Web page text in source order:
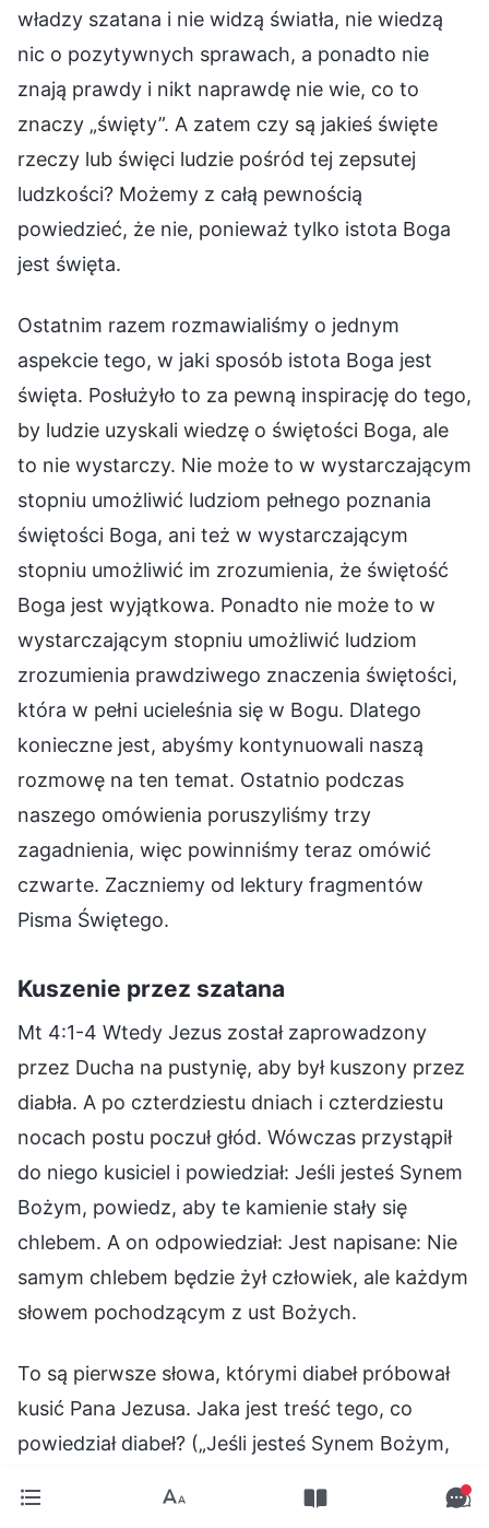
władzy szatana i nie widzą światła, nie wiedzą
nic o pozytywnych sprawach, a ponadto nie
znają prawdy i nikt naprawdę nie wie, co to
znaczy „święty”. A zatem czy są jakieś święte
rzeczy lub święci ludzie pośród tej zepsutej
ludzkości? Możemy z całą pewnością
powiedzieć, że nie, ponieważ tylko istota Boga
jest święta.
Ostatnim razem rozmawialiśmy o jednym
aspekcie tego, w jaki sposób istota Boga jest
święta. Posłużyło to za pewną inspirację do tego,
by ludzie uzyskali wiedzę o świętości Boga, ale
to nie wystarczy. Nie może to w wystarczającym
stopniu umożliwić ludziom pełnego poznania
świętości Boga, ani też w wystarczającym
stopniu umożliwić im zrozumienia, że świętość
Boga jest wyjątkowa. Ponadto nie może to w
wystarczającym stopniu umożliwić ludziom
zrozumienia prawdziwego znaczenia świętości,
która w pełni ucieleśnia się w Bogu. Dlatego
konieczne jest, abyśmy kontynuowali naszą
rozmowę na ten temat. Ostatnio podczas
naszego omówienia poruszyliśmy trzy
zagadnienia, więc powinniśmy teraz omówić
czwarte. Zaczniemy od lektury fragmentów
Pisma Świętego.
Kuszenie przez szatana
Mt 4:1-4 Wtedy Jezus został zaprowadzony
przez Ducha na pustynię, aby był kuszony przez
diabła. A po czterdziestu dniach i czterdziestu
nocach postu poczuł głód. Wówczas przystąpił
do niego kusiciel i powiedział: Jeśli jesteś Synem
Bożym, powiedz, aby te kamienie stały się
chlebem. A on odpowiedział: Jest napisane: Nie
samym chlebem będzie żył człowiek, ale każdym
słowem pochodzącym z ust Bożych.
To są pierwsze słowa, którymi diabeł próbował
kusić Pana Jezusa. Jaka jest treść tego, co
powiedział diabeł? („Jeśli jesteś Synem Bożym,
wypowiedziane przez diabła słowa, są dość